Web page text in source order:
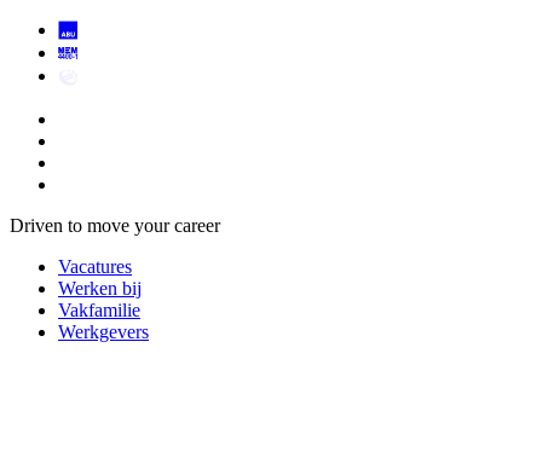
Driven to move your career
Vacatures
Werken bij
Vakfamilie
Werkgevers